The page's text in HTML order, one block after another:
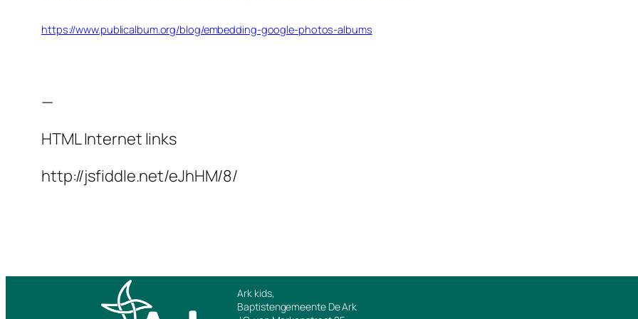
https://www.publicalbum.org/blog/embedding-google-photos-albums
—
HTML Internet links
http://jsfiddle.net/eJhHM/8/
Ark kids,
Baptistengemeente De Ark